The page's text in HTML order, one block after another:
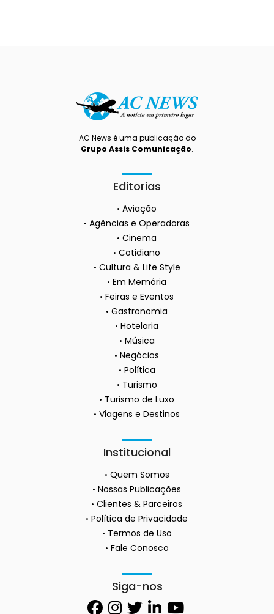
AC News é uma publicação do
Grupo Assis Comunicação.
Editorias
Aviação
Agências e Operadoras
Cinema
Cotidiano
Cultura & Life Style
Em Memória
Feiras e Eventos
Gastronomia
Hotelaria
Música
Negócios
Política
Turismo
Turismo de Luxo
Viagens e Destinos
Institucional
Quem Somos
Nossas Publicações
Clientes & Parceiros
Política de Privacidade
Termos de Uso
Fale Conosco
Siga-nos